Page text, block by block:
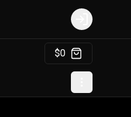
Login
$0